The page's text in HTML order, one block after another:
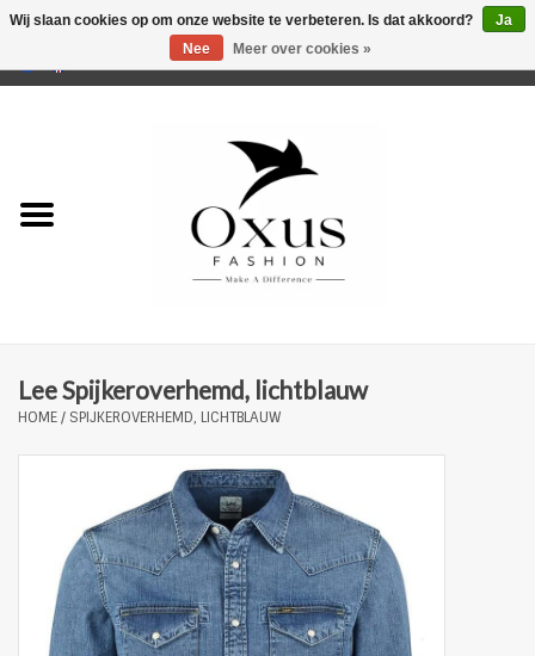
Merken
Lee Spijkeroverhemd, lichtblauw
HOME/ SPIJKEROVERHEMD, LICHTBLAUW
Wij slaan cookies op om onze website te verbeteren. Is dat akkoord?
Ja
Nee
Meer over cookies »